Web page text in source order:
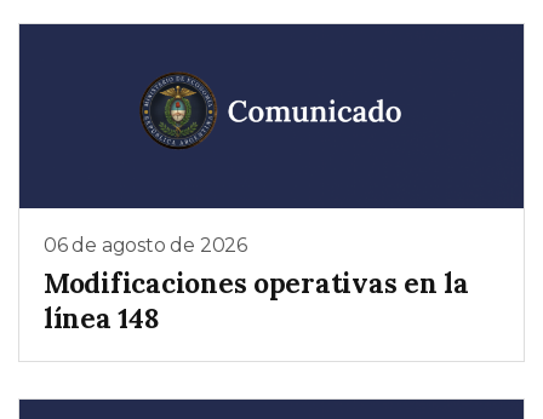
06 de agosto de 2026
Modificaciones operativas en la
línea 148